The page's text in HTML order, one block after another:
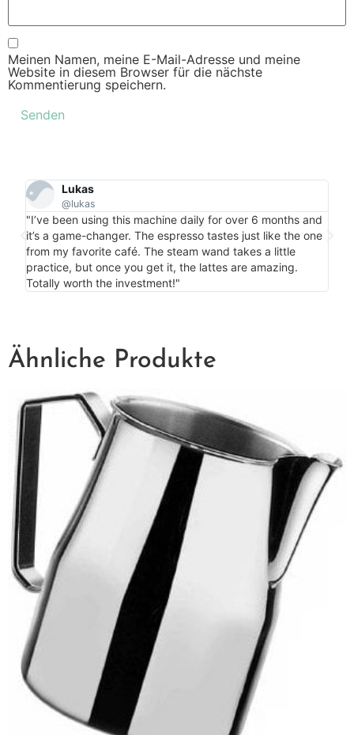
Meinen Namen, meine E-Mail-Adresse und meine
Website in diesem Browser für die nächste
Kommentierung speichern.
Lukas
@lukas
"I’ve been using this machine daily for over 6 months and
it’s a game-changer. The espresso tastes just like the one
from my favorite café. The steam wand takes a little
practice, but once you get it, the lattes are amazing.
Totally worth the investment!"
Ähnliche Produkte